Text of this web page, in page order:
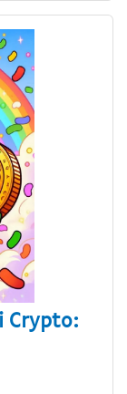
Crypto: